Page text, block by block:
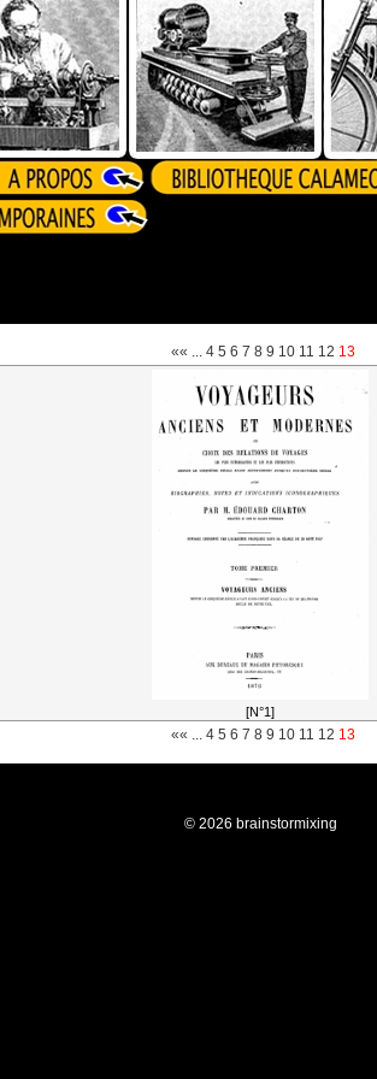
«« ... 4 5 6 7 8 9 10 11 12 13
[N°1]
«« ... 4 5 6 7 8 9 10 11 12 13
© 2026 brainstormixing